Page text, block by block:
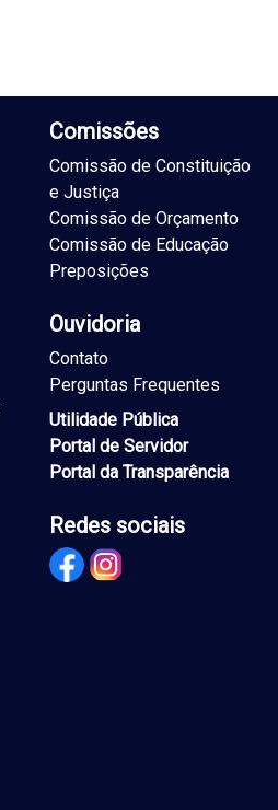
Comissões
Comissão de Constituição
e Justiça
Comissão de Orçamento
Comissão de Educação
Preposições
Ouvidoria
Contato
Perguntas Frequentes
Utilidade Pública
Portal de Servidor
Portal da Transparência
Redes sociais